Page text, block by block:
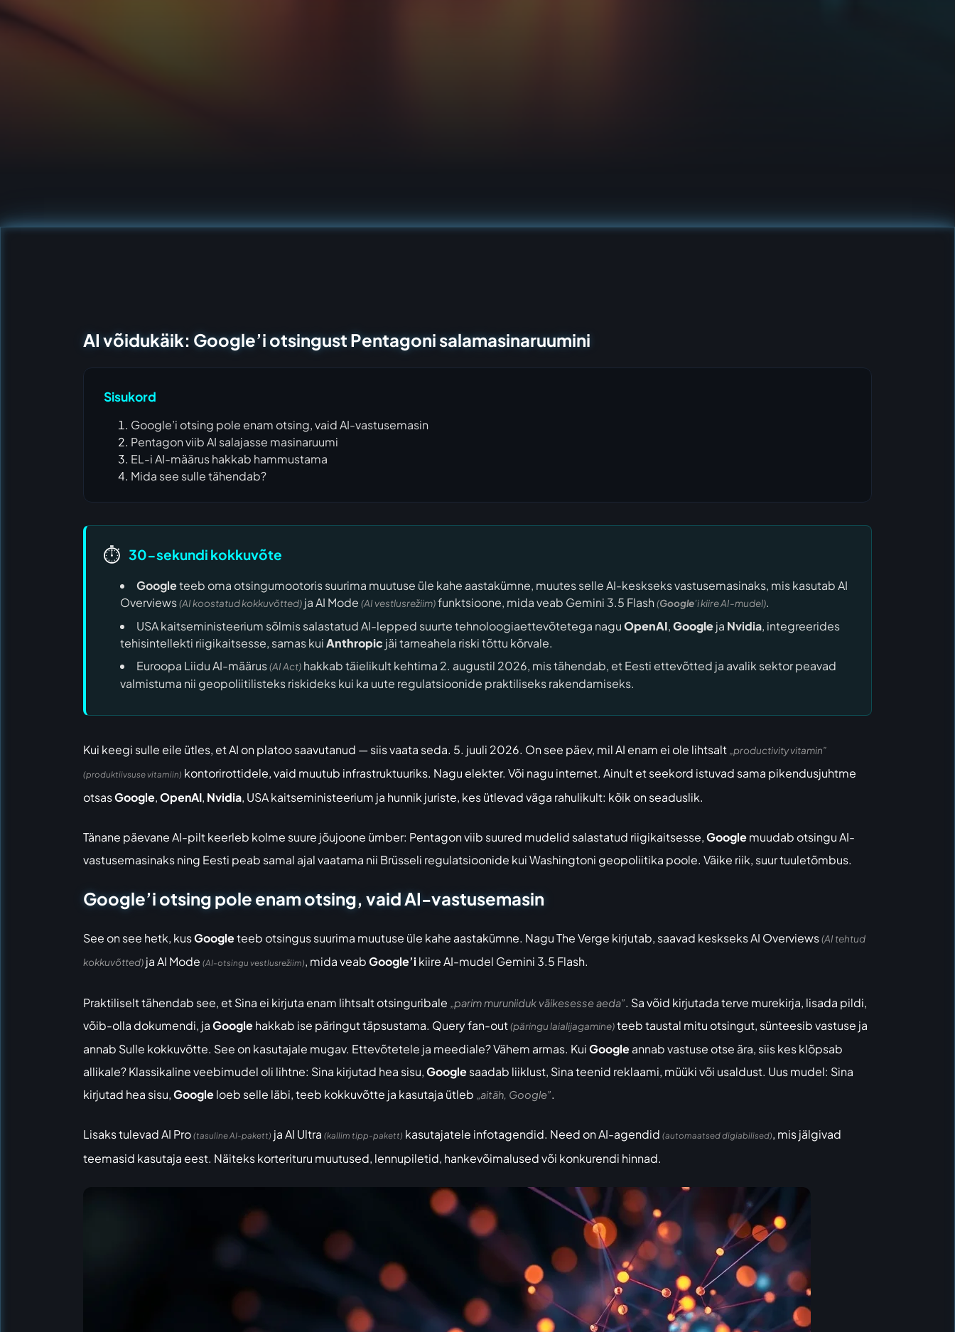
AI võidukäik: Google’i otsingust Pentagoni salamasinaruumini
Sisukord
Google’i otsing pole enam otsing, vaid AI-vastusemasin
Pentagon viib AI salajasse masinaruumi
EL-i AI-määrus hakkab hammustama
Mida see sulle tähendab?
⏱️ 30-sekundi kokkuvõte
Googleteeb oma otsingumootoris suurima muutuse üle kahe aastakümne, muutes selle AI-keskseks vastusemasinaks, mis kasutab AI
Overviews(AI koostatud kokkuvõtted) ja AI Mode (AI vestlusrežiim)funktsioone, mida veab Gemini 3.5 Flash (Google’i kiire AI-mudel).
USA kaitseministeerium sõlmis salastatud AI-lepped suurte tehnoloogiaettevõtetega naguOpenAI,Googleja Nvidia, integreerides
tehisintellekti riigikaitsesse, samas kuiAnthropic jäi tarneahela riski tõttu kõrvale.
Euroopa Liidu AI-määrus(AI Act) hakkab täielikult kehtima 2. augustil 2026, mis tähendab, et Eesti ettevõtted ja avalik sektor peavad
valmistuma nii geopoliitilisteks riskideks kui ka uute regulatsioonide praktiliseks rakendamiseks.
Kui keegi sulle eile ütles, et AI on platoo saavutanud — siis vaata seda. 5. juuli 2026. On see päev, mil AI enam ei ole lihtsalt „productivity vitamin”
(produktiivsuse vitamiin) kontorirottidele, vaid muutub infrastruktuuriks. Nagu elekter. Või nagu internet. Ainult et seekord istuvad sama pikendusjuhtme
otsasGoogle,OpenAI, Nvidia, USA kaitseministeerium ja hunnik juriste, kes ütlevad väga rahulikult: kõik on seaduslik.
Tänane päevane AI-pilt keerleb kolme suure jõujoone ümber: Pentagon viib suured mudelid salastatud riigikaitsesse,Googlemuudab otsingu AI-
vastusemasinaks ning Eesti peab samal ajal vaatama nii Brüsseli regulatsioonide kui Washingtoni geopoliitika poole. Väike riik, suur tuuletõmbus.
Google’i otsing pole enam otsing, vaid AI-vastusemasin
See on see hetk, kusGoogleteeb otsingus suurima muutuse üle kahe aastakümne. NaguThe Verge kirjutab, saavad keskseks AI Overviews(AI tehtud
kokkuvõtted) ja AI Mode (AI-otsingu vestlusrežiim), mida veabGoogle’i kiire AI-mudel Gemini 3.5 Flash.
Praktiliselt tähendab see, et Sina ei kirjuta enam lihtsalt otsinguribale „parim muruniiduk väikesesse aeda”. Sa võid kirjutada terve murekirja, lisada pildi,
võib-olla dokumendi, jaGooglehakkab ise päringut täpsustama. Query fan-out(päringu laialijagamine)teeb taustal mitu otsingut, sünteesib vastuse ja
annab Sulle kokkuvõtte. See on kasutajale mugav. Ettevõtetele ja meediale? Vähem armas. KuiGoogleannab vastuse otse ära, siis kes klõpsab
allikale? Klassikaline veebimudel oli lihtne: Sina kirjutad hea sisu,Googlesaadab liiklust, Sina teenid reklaami, müüki või usaldust. Uus mudel: Sina
kirjutad hea sisu,Googleloeb selle läbi, teeb kokkuvõtte ja kasutaja ütleb „aitäh, Google”.
Lisaks tulevad AI Pro (tasuline AI-pakett) ja AI Ultra (kallim tipp-pakett) kasutajatele infotagendid. Need on AI-agendid (automaatsed digiabilised), mis jälgivad
teemasid kasutaja eest. Näiteks korterituru muutused, lennupiletid, hankevõimalused või konkurendi hinnad.